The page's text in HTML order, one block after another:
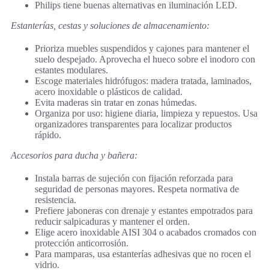
Philips tiene buenas alternativas en iluminación LED.
Estanterías, cestas y soluciones de almacenamiento:
Prioriza muebles suspendidos y cajones para mantener el
suelo despejado. Aprovecha el hueco sobre el inodoro con
estantes modulares.
Escoge materiales hidrófugos: madera tratada, laminados,
acero inoxidable o plásticos de calidad.
Evita maderas sin tratar en zonas húmedas.
Organiza por uso: higiene diaria, limpieza y repuestos. Usa
organizadores transparentes para localizar productos
rápido.
Accesorios para ducha y bañera:
Instala barras de sujeción con fijación reforzada para
seguridad de personas mayores. Respeta normativa de
resistencia.
Prefiere jaboneras con drenaje y estantes empotrados para
reducir salpicaduras y mantener el orden.
Elige acero inoxidable AISI 304 o acabados cromados con
protección anticorrosión.
Para mamparas, usa estanterías adhesivas que no rocen el
vidrio.